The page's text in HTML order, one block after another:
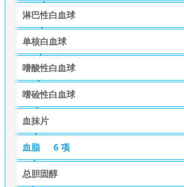
淋巴性白血球
单核白血球
嗜酸性白血球
嗜硷性白血球
血抹片
血脂 6 项
总胆固醇